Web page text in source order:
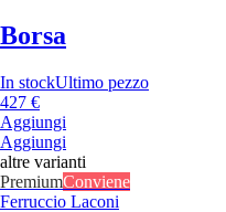
Borsa
In stockUltimo pezzo
427 €
Aggiungi
Aggiungi
altre varianti
PremiumConviene
Ferruccio Laconi